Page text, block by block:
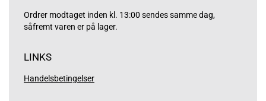
Ordrer modtaget inden kl. 13:00 sendes samme dag,
såfremt varen er på lager.
LINKS
Handelsbetingelser